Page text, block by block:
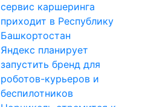
сервис каршеринга
приходит в Республику
Башкортостан
Яндекс планирует
запустить бренд для
роботов-курьеров и
беспилотников